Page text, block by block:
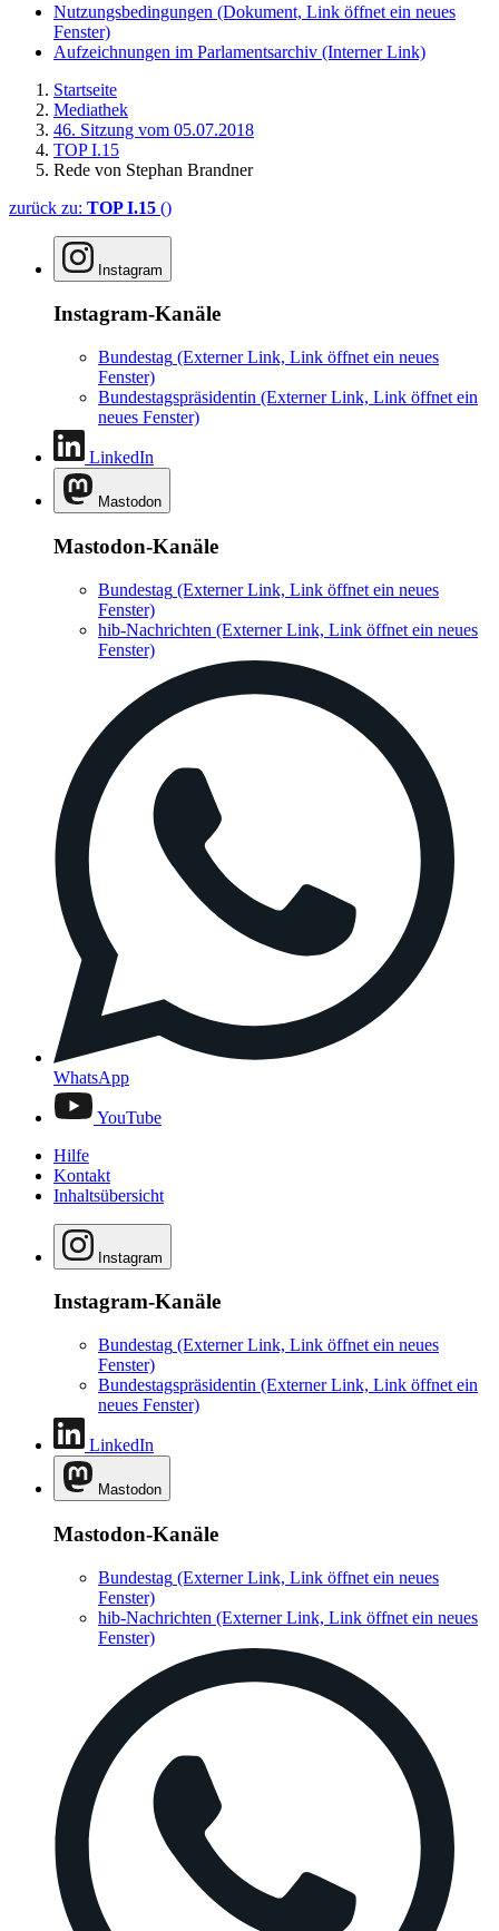
Nutzungsbedingungen (Dokument, Link öffnet ein neues
Fenster)
Aufzeichnungen im Parlamentsarchiv (Interner Link)
Startseite
Mediathek
46. Sitzung vom 05.07.2018
TOP I.15
Rede von Stephan Brandner
zurück zu: TOP I.15 ()
Instagram
Instagram-Kanäle
Bundestag (Externer Link, Link öffnet ein neues
Fenster)
Bundestagspräsidentin (Externer Link, Link öffnet ein
neues Fenster)
LinkedIn
Mastodon
Mastodon-Kanäle
Bundestag (Externer Link, Link öffnet ein neues
Fenster)
hib-Nachrichten (Externer Link, Link öffnet ein neues
Fenster)
WhatsApp
YouTube
Hilfe
Kontakt
Inhaltsübersicht
Instagram
Instagram-Kanäle
Bundestag (Externer Link, Link öffnet ein neues
Fenster)
Bundestagspräsidentin (Externer Link, Link öffnet ein
neues Fenster)
LinkedIn
Mastodon
Mastodon-Kanäle
Bundestag (Externer Link, Link öffnet ein neues
Fenster)
hib-Nachrichten (Externer Link, Link öffnet ein neues
Fenster)